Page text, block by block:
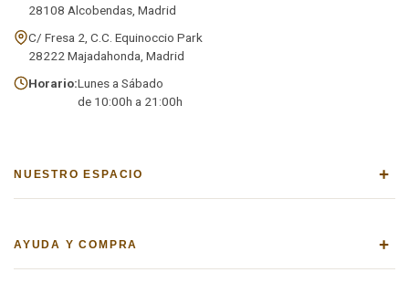
28108 Alcobendas, Madrid
C/ Fresa 2, C.C. Equinoccio Park
28222 Majadahonda, Madrid
Horario:Lunes a Sábado
de 10:00h a 21:00h
NUESTRO ESPACIO +
AYUDA Y COMPRA +